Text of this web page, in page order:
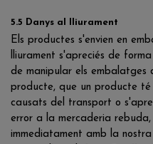
5.5 Danys al lliurament
Els productes s'envien en
lliurament s'apreciés de
de manipular els embalatges
producte, que un producte
causats del transport o
error a la mercaderia
immediatament amb la